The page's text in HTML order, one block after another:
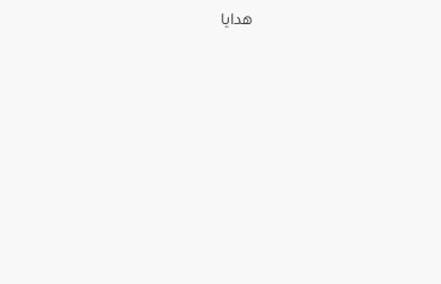
هدايا